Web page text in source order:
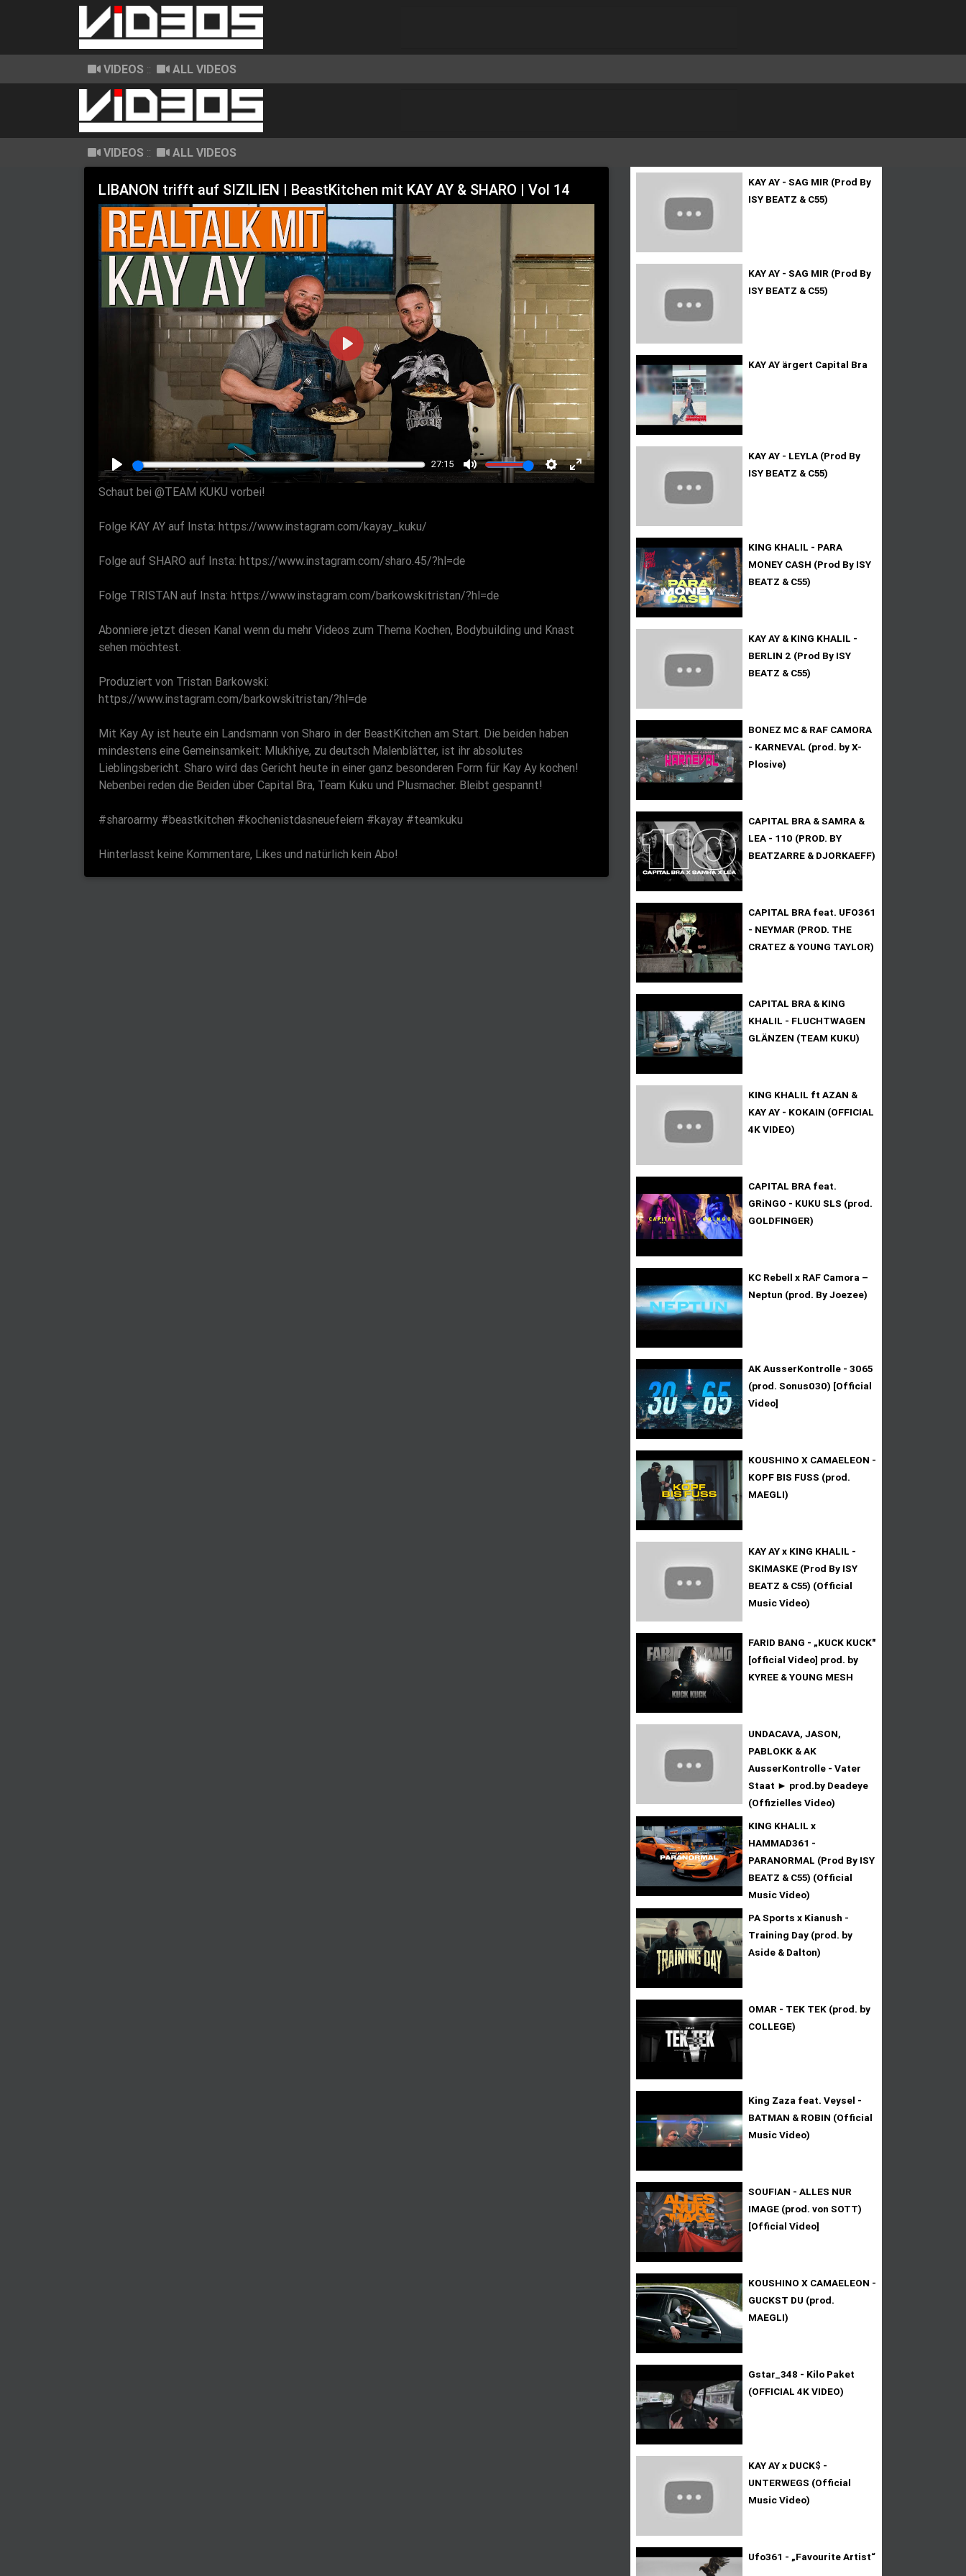
VIDEOS :: ALL VIDEOS
VIDEOS :: ALL VIDEOS
LIBANON trifft auf SIZILIEN | BeastKitchen mit KAY AY & SHARO | Vol 14
P
l
27:15
M
S
E
P
l
a
y
Schaut bei @TEAM KUKU vorbei!
Folge KAY AY auf Insta: https://www.instagram.com/kayay_kuku/
Folge auf SHARO auf Insta: https://www.instagram.com/sharo.45/?hl=de
Folge TRISTAN auf Insta: https://www.instagram.com/barkowskitristan/?hl=de
Abonniere jetzt diesen Kanal wenn du mehr Videos zum Thema Kochen, Bodybuilding und Knast
sehen möchtest.
Produziert von Tristan Barkowski:
https://www.instagram.com/barkowskitristan/?hl=de
Mit Kay Ay ist heute ein Landsmann von Sharo in der BeastKitchen am Start. Die beiden haben
mindestens eine Gemeinsamkeit: Mlukhiye, zu deutsch Malenblätter, ist ihr absolutes
Lieblingsbericht. Sharo wird das Gericht heute in einer ganz besonderen Form für Kay Ay kochen!
Nebenbei reden die Beiden über Capital Bra, Team Kuku und Plusmacher. Bleibt gespannt!
#sharoarmy #beastkitchen #kochenistdasneuefeiern #kayay #teamkuku
Hinterlasst keine Kommentare, Likes und natürlich kein Abo!
KAY AY - SAG MIR (Prod By
ISY BEATZ & C55)
KAY AY - SAG MIR (Prod By
ISY BEATZ & C55)
KAY AY ärgert Capital Bra
KAY AY - LEYLA (Prod By
ISY BEATZ & C55)
KING KHALIL - PARA
MONEY CASH (Prod By ISY
BEATZ & C55)
KAY AY & KING KHALIL -
BERLIN 2 (Prod By ISY
BEATZ & C55)
BONEZ MC & RAF CAMORA
- KARNEVAL (prod. by X-
Plosive)
CAPITAL BRA & SAMRA &
LEA - 110 (PROD. BY
BEATZARRE & DJORKAEFF)
CAPITAL BRA feat. UFO361
- NEYMAR (PROD. THE
CRATEZ & YOUNG TAYLOR)
CAPITAL BRA & KING
KHALIL - FLUCHTWAGEN
GLÄNZEN (TEAM KUKU)
KING KHALIL ft AZAN &
KAY AY - KOKAIN (OFFICIAL
4K VIDEO)
CAPITAL BRA feat.
GRiNGO - KUKU SLS (prod.
GOLDFINGER)
KC Rebell x RAF Camora –
Neptun (prod. By Joezee)
AK AusserKontrolle - 3065
(prod. Sonus030) [Official
Video]
KOUSHINO X CAMAELEON -
KOPF BIS FUSS (prod.
MAEGLI)
KAY AY x KING KHALIL -
SKIMASKE (Prod By ISY
BEATZ & C55) (Official
Music Video)
FARID BANG - „KUCK KUCK"
[official Video] prod. by
KYREE & YOUNG MESH
UNDACAVA, JASON,
PABLOKK & AK
AusserKontrolle - Vater
Staat ► prod.by Deadeye
(Offizielles Video)
KING KHALIL x
HAMMAD361 -
PARANORMAL (Prod By ISY
BEATZ & C55) (Official
Music Video)
PA Sports x Kianush -
Training Day (prod. by
Aside & Dalton)
OMAR - TEK TEK (prod. by
COLLEGE)
King Zaza feat. Veysel -
BATMAN & ROBIN (Official
Music Video)
SOUFIAN - ALLES NUR
IMAGE (prod. von SOTT)
[Official Video]
KOUSHINO X CAMAELEON -
GUCKST DU (prod.
MAEGLI)
Gstar_348 - Kilo Paket
(OFFICIAL 4K VIDEO)
KAY AY x DUCK$ -
UNTERWEGS (Official
Music Video)
Ufo361 - „Favourite Artist“